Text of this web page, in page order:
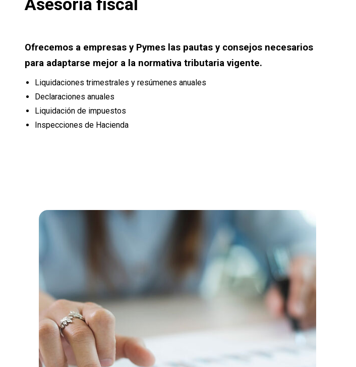
Ofrecemos a empresas y Pymes las pautas y consejos necesarios
para adaptarse mejor a la normativa tributaria vigente.
Liquidaciones trimestrales y resúmenes anuales
Declaraciones anuales
Liquidación de impuestos
Inspecciones de Hacienda